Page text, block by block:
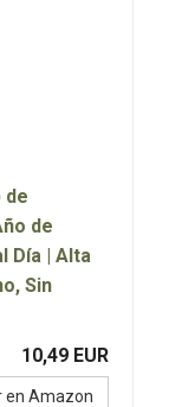
de
de
Día | Alta
Sin
10,49 EUR
en Amazon